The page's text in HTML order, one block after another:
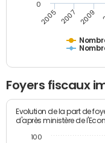
2005 2007 2009
0
Foyers fiscaux
Evolution de la part de
d'après ministère de
100